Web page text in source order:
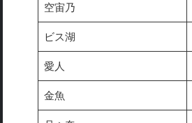
空宙乃
ビス湖
愛人
金魚